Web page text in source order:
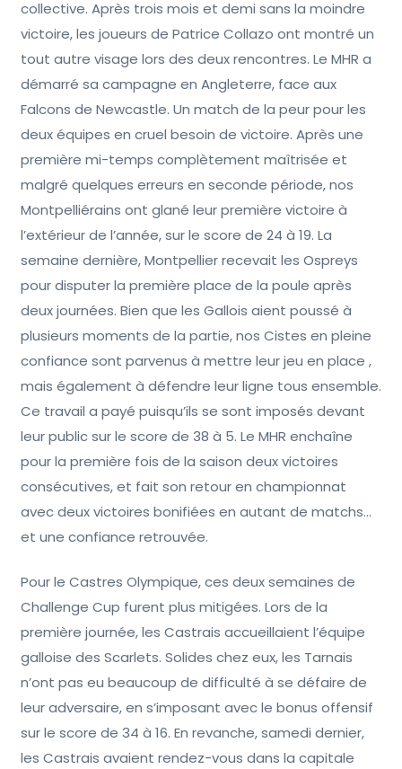
collective. Après trois mois et demi sans la moindre
victoire, les joueurs de Patrice Collazo ont montré un
tout autre visage lors des deux rencontres. Le MHR a
démarré sa campagne en Angleterre, face aux
Falcons de Newcastle. Un match de la peur pour les
deux équipes en cruel besoin de victoire. Après une
première mi-temps complètement maîtrisée et
malgré quelques erreurs en seconde période, nos
Montpelliérains ont glané leur première victoire à
l’extérieur de l’année, sur le score de 24 à 19. La
semaine dernière, Montpellier recevait les Ospreys
pour disputer la première place de la poule après
deux journées. Bien que les Gallois aient poussé à
plusieurs moments de la partie, nos Cistes en pleine
confiance sont parvenus à mettre leur jeu en place ,
mais également à défendre leur ligne tous ensemble.
Ce travail a payé puisqu’ils se sont imposés devant
leur public sur le score de 38 à 5. Le MHR enchaîne
pour la première fois de la saison deux victoires
consécutives, et fait son retour en championnat
avec deux victoires bonifiées en autant de matchs…
et une confiance retrouvée.
Pour le Castres Olympique, ces deux semaines de
Challenge Cup furent plus mitigées. Lors de la
première journée, les Castrais accueillaient l’équipe
galloise des Scarlets. Solides chez eux, les Tarnais
n’ont pas eu beaucoup de difficulté à se défaire de
leur adversaire, en s’imposant avec le bonus offensif
sur le score de 34 à 16. En revanche, samedi dernier,
les Castrais avaient rendez-vous dans la capitale